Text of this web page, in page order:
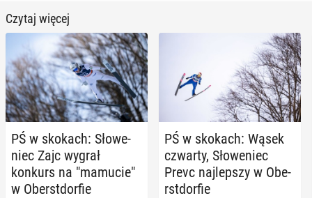
Czytaj więcej
PŚ w skokach: Sło­we­
niec Zajc wygrał
konkurs na "mamucie"
w Obe­rst­dor­fie
PŚ w skokach: Wąsek
czwarty, Sło­we­niec
Prevc naj­lep­szy w Obe­
rst­dor­fie